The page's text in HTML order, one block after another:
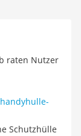
raten Nutzer
Schutzhülle